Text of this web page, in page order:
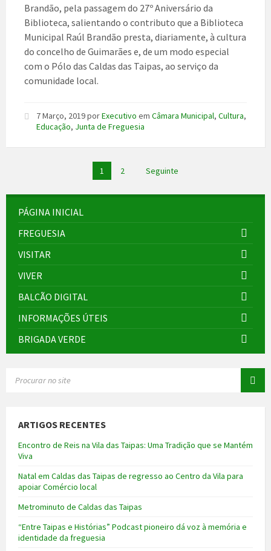
Brandão, pela passagem do 27º Aniversário da
Biblioteca, salientando o contributo que a Biblioteca
Municipal Raúl Brandão presta, diariamente, à cultura
do concelho de Guimarães e, de um modo especial
com o Pólo das Caldas das Taipas, ao serviço da
comunidade local.
7 Março, 2019porExecutivo em Câmara Municipal, Cultura,
Educação, Junta de Freguesia
conteúdos
1 2 Seguinte
PÁGINA INICIAL
FREGUESIA
VISITAR
VIVER
BALCÃO DIGITAL
INFORMAÇÕES ÚTEIS
BRIGADA VERDE
ARTIGOS RECENTES
Encontro de Reis na Vila das Taipas: Uma Tradição que se Mantém
Viva
Natal em Caldas das Taipas de regresso ao Centro da Vila para
apoiar Comércio local
Metrominuto de Caldas das Taipas
“Entre Taipas e Histórias” Podcast pioneiro dá voz à memória e
identidade da freguesia